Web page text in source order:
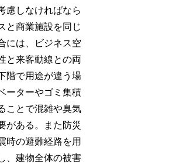
慮しなければなら
と商業施設を同じ
には、ビジネス空
と来客動線との両
階で用途が違う場
ーターやゴミ集積
ことで混雑や臭気
がある。また防災
時の避難経路を用
、建物全体の被害